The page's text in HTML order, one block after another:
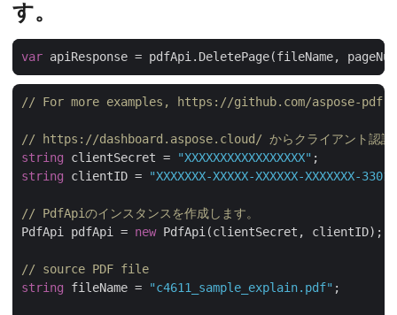
す。
var
// For more examples, https://github.com/aspose-pdf-
// https://dashboard.aspose.cloud/ からクライアント認証情
string clientSecret = "XXXXXXXXXXXXXXXXX"
string clientID = "XXXXXXX-XXXXX-XXXXXX-XXXXXXX-
// PdfApiのインスタンスを作成します。
PdfApi pdfApi = new PdfApi(clientSecret, clientID);
// source PDF file
string fileName = "c4611_sample_explain.pdf" ;